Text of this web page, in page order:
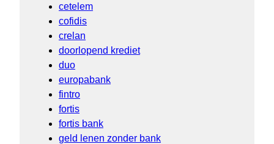
cetelem
cofidis
crelan
doorlopend krediet
duo
europabank
fintro
fortis
fortis bank
geld lenen zonder bank